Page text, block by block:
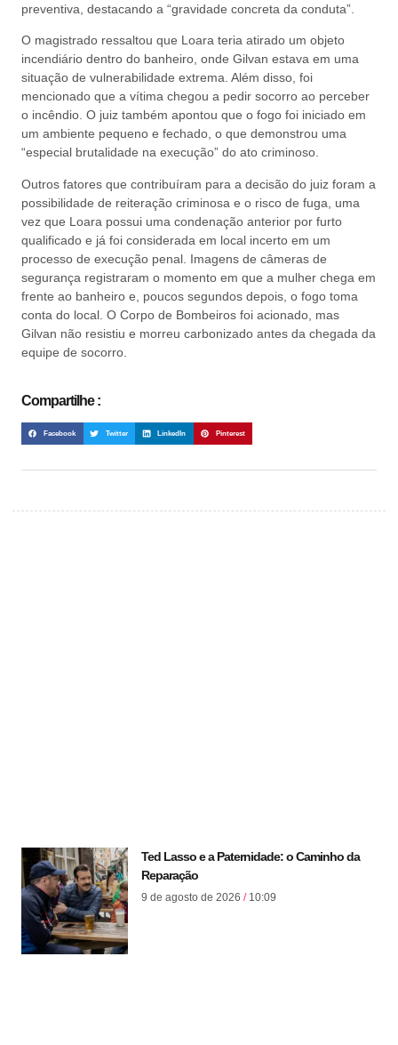
preventiva, destacando a “gravidade concreta da conduta”.
O magistrado ressaltou que Loara teria atirado um objeto
incendiário dentro do banheiro, onde Gilvan estava em uma
situação de vulnerabilidade extrema. Além disso, foi
mencionado que a vítima chegou a pedir socorro ao perceber
o incêndio. O juiz também apontou que o fogo foi iniciado em
um ambiente pequeno e fechado, o que demonstrou uma
“especial brutalidade na execução” do ato criminoso.
Outros fatores que contribuíram para a decisão do juiz foram a
possibilidade de reiteração criminosa e o risco de fuga, uma
vez que Loara possui uma condenação anterior por furto
qualificado e já foi considerada em local incerto em um
processo de execução penal. Imagens de câmeras de
segurança registraram o momento em que a mulher chega em
frente ao banheiro e, poucos segundos depois, o fogo toma
conta do local. O Corpo de Bombeiros foi acionado, mas
Gilvan não resistiu e morreu carbonizado antes da chegada da
equipe de socorro.
Compartilhe :
Facebook Twitter LinkedIn Pinterest
Ted Lasso e a Paternidade: o Caminho da
Reparação
9 de agosto de 2026 10:09